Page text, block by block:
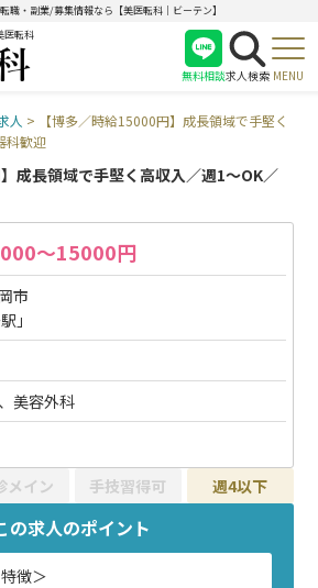
職・副業/募集情報なら【美医転科｜ビーテン】
医転科
無料相談
医師
求人検索 MENU
人 >
【博多／時給15000円】成長領域で手堅く
科歓迎
成長領域で手堅く高収入／週1〜OK／
〜15000円
市
」
美容外科
メイン 手技習得可 週4以下
の求人のポイント
徴＞